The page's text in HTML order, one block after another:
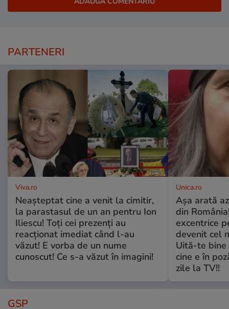
PARTENERI
Viva.ro
Neașteptat cine a venit la cimitir,
la parastasul de un an pentru Ion
Iliescu! Toți cei prezenți au
reacționat imediat când l-au
văzut! E vorba de un nume
cunoscut! Ce s-a văzut în imagini!
Unica.ro
Așa arată
din
excentrice
devenit cel
Uită-te bine
cine e în
zile la TV!!
GSP